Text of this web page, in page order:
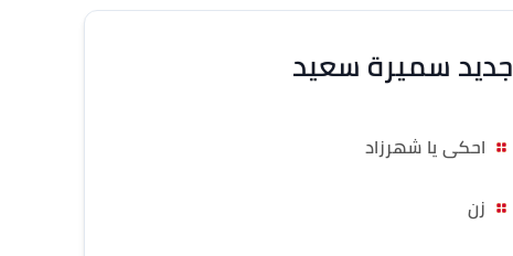
جديد سميرة سعيد
احكى يا شهرزاد
زن